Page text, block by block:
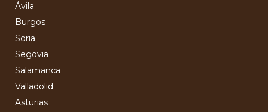
Ávila
Burgos
Soria
Segovia
Salamanca
Valladolid
Asturias